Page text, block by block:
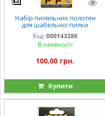
Набір пиляльних полотен
для шабельної пилки
150×19×1,25 мм 6TPI - HCS
INGCO
Код: 000143286
В наявності
100,00 грн.
Купити